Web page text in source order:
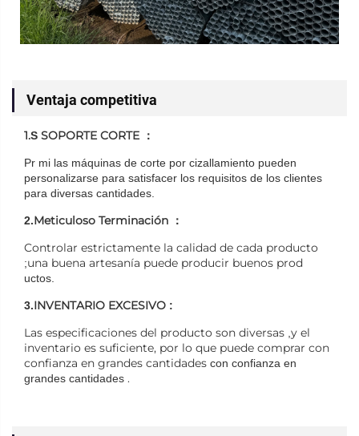
Ventaja competitiva
1.S SOPORTE CORTE ：
Pr mi las máquinas de corte por cizallamiento pueden
personalizarse para satisfacer los requisitos de los clientes
para diversas cantidades.
2.Meticuloso Terminación ：
Controlar estrictamente la calidad de cada producto
;una buena artesanía puede producir buenos prod
uctos.
3.INVENTARIO EXCESIVO :
Las especificaciones del producto son diversas y el
inventario es suficiente, por lo que puede comprar con
confianza en grandes cantidades con confianza en
grandes cantidades .